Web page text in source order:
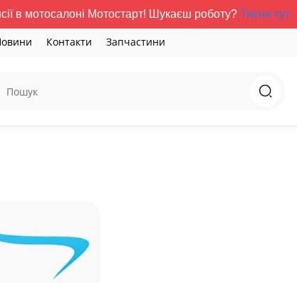
в мотосалоні Мотостарт! Шукаєш роботу? Тисни тут
Контакти Запчастини